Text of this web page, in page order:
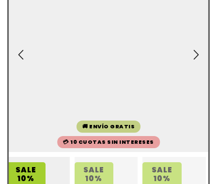
🚚 ENVÍO GRATIS
💳 10 CUOTAS SIN INTERESES
SALE
10%
SALE
10%
SALE
10%